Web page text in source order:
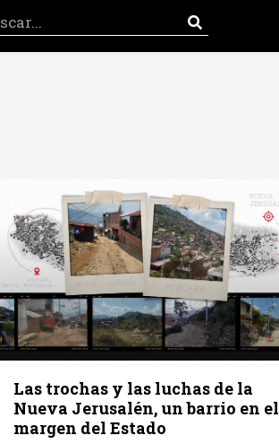
Las trochas y las luchas de la
Nueva Jerusalén, un barrio en el
margen del Estado